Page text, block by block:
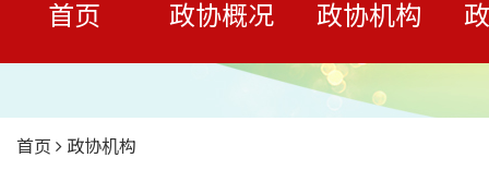
首页 政协概况 政协机构
首页 政协机构